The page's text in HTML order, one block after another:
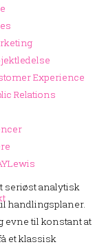
Experience
Relations
Experience
Relations
seriøst analytisk
handlingsplaner.
evne til konstant at
et klassisk